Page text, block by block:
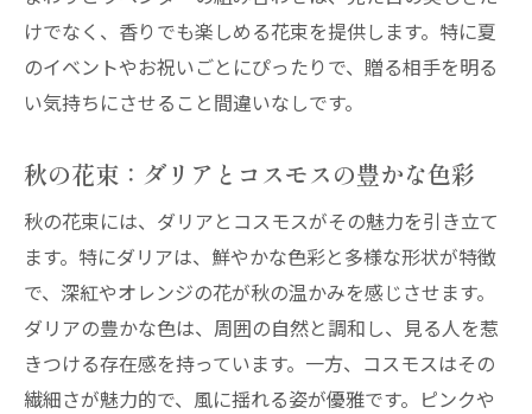
ダリアとコスモスの絶妙なバランス
秋の特別な贈り物としての花束
花屋
ポインセチアのクリスマスらしさ
アマリリスのエレガントな存在感
夙川駅周辺の花屋で冬を感じる
ポインセチアとアマリリスの組み合わせの
魅力
けでなく、香りでも楽しめる花束を提供します。特に夏
のイベントやお祝いごとにぴったりで、贈る相手を明る
い気持ちにさせること間違いなしです。
秋の花束：ダリアとコスモスの豊かな色彩
秋の花束には、ダリアとコスモスがその魅力を引き立て
ます。特にダリアは、鮮やかな色彩と多様な形状が特徴
で、深紅やオレンジの花が秋の温かみを感じさせます。
ダリアの豊かな色は、周囲の自然と調和し、見る人を惹
きつける存在感を持っています。一方、コスモスはその
繊細さが魅力的で、風に揺れる姿が優雅です。ピンクや